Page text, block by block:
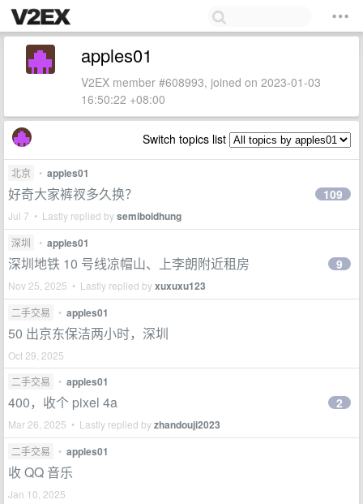
apples01
V2EX member #608993, joined on 2023-01-03
16:50:22 +08:00
Switch topics list
北京 • apples01
好奇大家裤衩多久换？
Jul 7 • Lastly replied bysemiboldhung
109
深圳 • apples01
深圳地铁 10 号线凉帽山、上李朗附近租房
Nov 25, 2025 • Lastly replied byxuxuxu123
9
二手交易 • apples01
50 出京东保洁两小时，深圳
Oct 29, 2025
二手交易
• apples01
400，收个 pixel 4a
Mar 26, 2025 • Lastly replied byzhandouji2023
2
二手交易 • apples01
收 QQ 音乐
Jan 10, 2025